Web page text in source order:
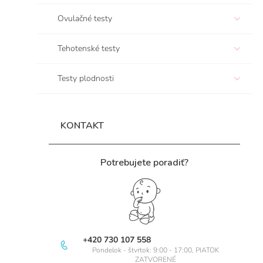
Ovulačné testy
Tehotenské testy
Testy plodnosti
KONTAKT
Potrebujete poradiť?
+420 730 107 558
Pondelok - štvrtok: 9:00 - 17:00, PIATOK
ZATVORENÉ